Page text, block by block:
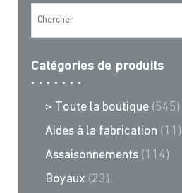
Catégories de produits
> Toute la boutique (545)
Aides à la fabrication (11)
Assaisonnements (114)
Boyaux (23)